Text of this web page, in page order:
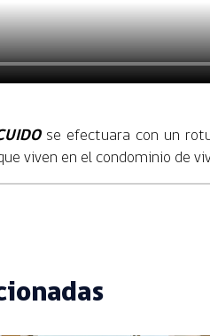
se efectuara con un
viven en el condominio de